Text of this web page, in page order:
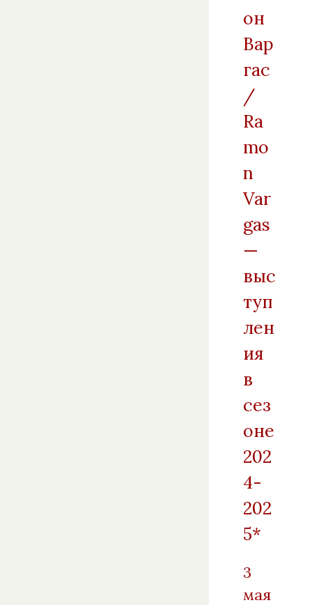
он
Вар
гас
/
Ra
mo
n
Var
gas
—
выс
туп
лен
ия
в
сез
оне
202
4-
202
5*
3
мая